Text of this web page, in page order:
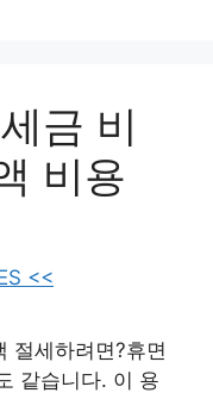
금 비
비용
<<
절세하려면?휴면
같습니다. 이 용